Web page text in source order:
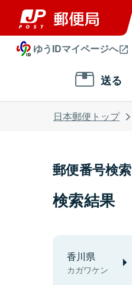
ゆうIDマイページへ
送る
日本郵便トップ
郵便番号検索
検索結果
香川県
カガワケン